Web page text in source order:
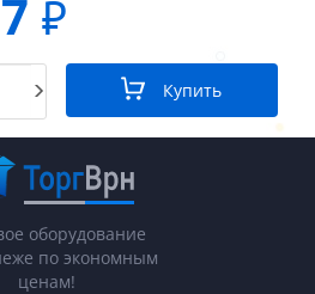
₽
Купить
оборудование
по экономным
ценам!